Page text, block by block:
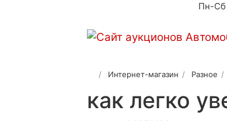
Пн-Сб
Интернет-магазин Разное
как легко